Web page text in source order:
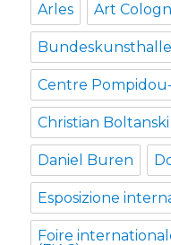
Arles Art
Bundeskunsthalle
Centre
Christian Boltanski
Daniel Buren
Esposizione
Foire